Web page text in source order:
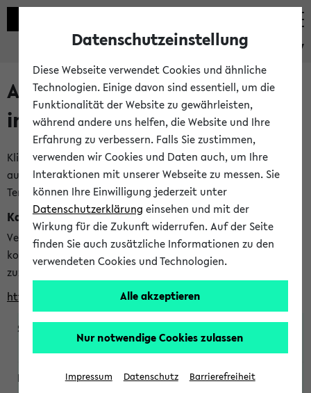
eKVV
Alle veröffentlichten Semester
im eKVV
Klicken Sie auf das Semester, welches Sie für Ihre Sitzung
auswählen möchten. Bitte beachten Sie auch die weiteren
Termine imKalender der Lehrplanung
Kalenderintegration
Verwenden Sie die folgende Adresse, um mit einer
kompatiblen Kalenderanwendung auf die Vorlesungszeiten
zuzugreifen (nähere Informationen
finden Sie hier
https://ekvv.uni-bielefeld.de/ws/calendar?vz
WiSe 2026/2027
Datenschutzeinstellung
Diese Webseite verwendet Cookies und ähnliche
Technologien. Einige davon sind essentiell, um die
Funktionalität der Website zu gewährleisten,
während andere uns helfen, die Website und Ihre
Erfahrung zu verbessern. Falls Sie zustimmen,
verwenden wir Cookies und Daten auch, um Ihre
Interaktionen mit unserer Webseite zu messen. Sie
können Ihre Einwilligung jederzeit unter
Datenschutzerklärung einsehen und mit der
Wirkung für die Zukunft widerrufen. Auf der Seite
finden Sie auch zusätzliche Informationen zu den
verwendeten Cookies und Technologien.
Alle akzeptieren
Nur notwendige Cookies zulassen
Impressum Datenschutz Barrierefreiheit